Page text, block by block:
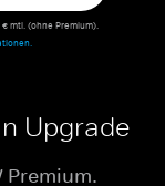
mtl. (ohne Premium).
Upgrade
Premium.